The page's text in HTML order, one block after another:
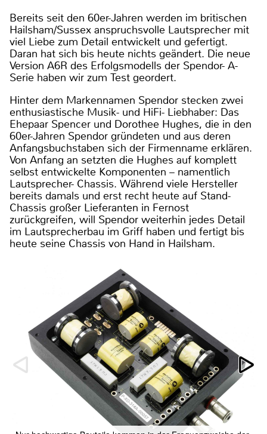
Bereits seit den 60er-Jahren werden im britischen
Hailsham/Sussex anspruchsvolle Lautsprecher mit
viel Liebe zum Detail entwickelt und gefertigt.
Daran hat sich bis heute nichts geändert. Die neue
Version A6R des Erfolgsmodells der Spendor- A-
Serie haben wir zum Test geordert.
Hinter dem Markennamen Spendor stecken zwei
enthusiastische Musik- und HiFi- Liebhaber: Das
Ehepaar Spencer und Dorothee Hughes, die in den
60er-Jahren Spendor gründeten und aus deren
Anfangsbuchstaben sich der Firmenname erklären.
Von Anfang an setzten die Hughes auf komplett
selbst entwickelte Komponenten – namentlich
Lautsprecher- Chassis. Während viele Hersteller
bereits damals und erst recht heute auf Stand-
Chassis großer Lieferanten in Fernost
zurückgreifen, will Spendor weiterhin jedes Detail
im Lautsprecherbau im Griff haben und fertigt bis
heute seine Chassis von Hand in Hailsham.